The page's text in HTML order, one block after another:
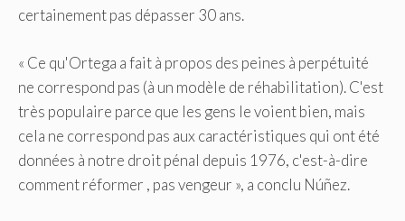
certainement pas dépasser 30 ans.
« Ce qu'Ortega a fait à propos des peines à perpétuité
ne correspond pas (à un modèle de réhabilitation). C'est
très populaire parce que les gens le voient bien, mais
cela ne correspond pas aux caractéristiques qui ont été
données à notre droit pénal depuis 1976, c'est-à-dire
comment réformer , pas vengeur », a conclu Núñez.